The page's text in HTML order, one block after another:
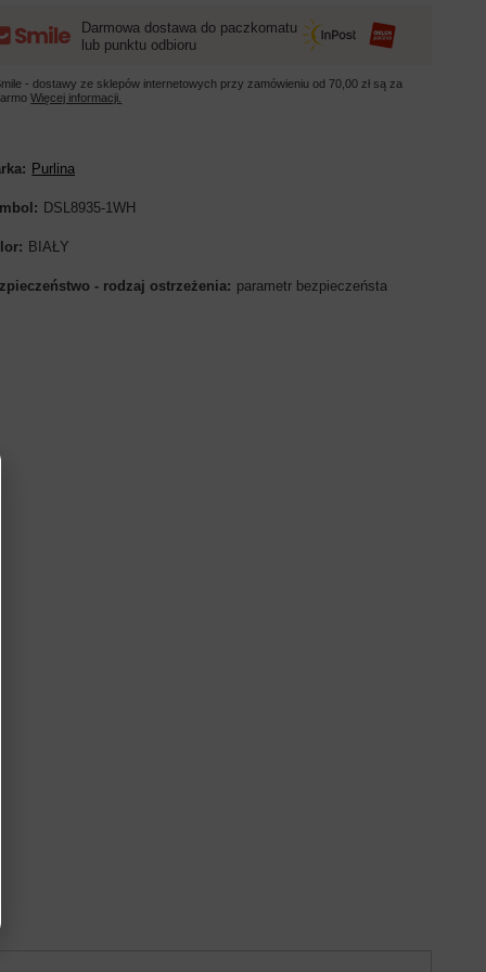
Darmowa dostawa do paczkomatu
lub punktu odbioru
- dostawy ze sklepów internetowych przy zamówieniu od 70,00 zł są za
Więcej informacji.
Purlina
DSL8935-1WH
BIAŁY
- rodzaj ostrzeżenia parametr bezpieczeństa